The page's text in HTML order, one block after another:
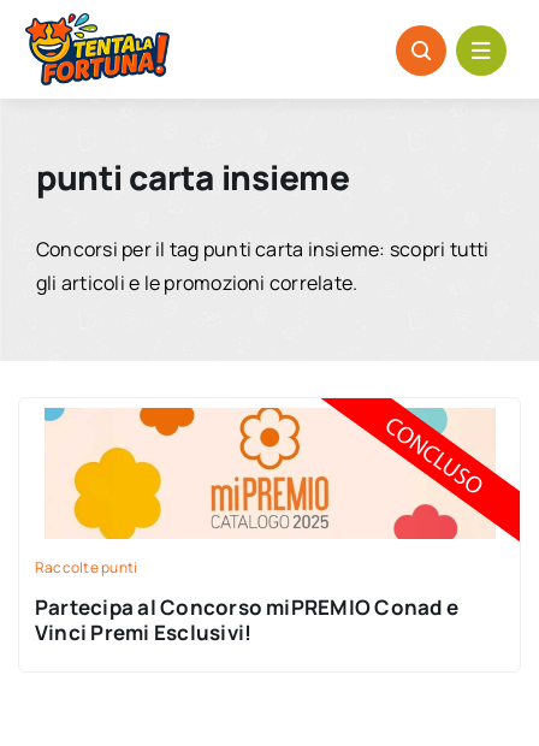
Salta
contenuto
punti carta insieme
Concorsi per il tag punti carta insieme: scopri tutti
gli articoli e le promozioni correlate.
Raccolte punti
Partecipa al Concorso miPREMIO Conad e
Vinci Premi Esclusivi!